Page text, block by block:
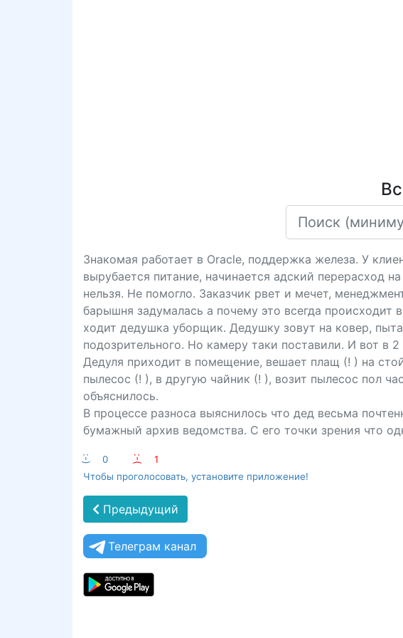
Знакомая работает в Orаclе, поддержка железа. У
вырубается питание, начинается адский перерасход
нельзя. Не помогло. Заказчик рвет и мечет,
барышня задумалась а почему это всегда происходит
ходит дедушка уборщик. Дедушку зовут на ковер,
подозрительного. Но камеру таки поставили. И вот в
Дедуля приходит в помещение, вешает плащ (! ) на
пылесос (! ), в другую чайник (! ), возит пылесос пол
объяснилось.
В процессе разноса выяснилось что дед весьма
бумажный архив ведомства. С его точки зрения что
:-) 0 :-(
1
Чтобы проголосовать, установите приложение!
Предыдущий
Телеграм канал